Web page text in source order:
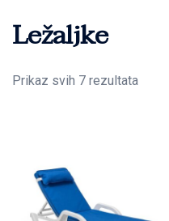
Ležaljke
Prikaz svih 7 rezultataSorted